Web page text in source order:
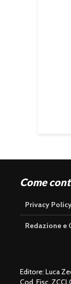
Come
Privacy
Redazione e
Editore: Luca
Cod. Fisc.